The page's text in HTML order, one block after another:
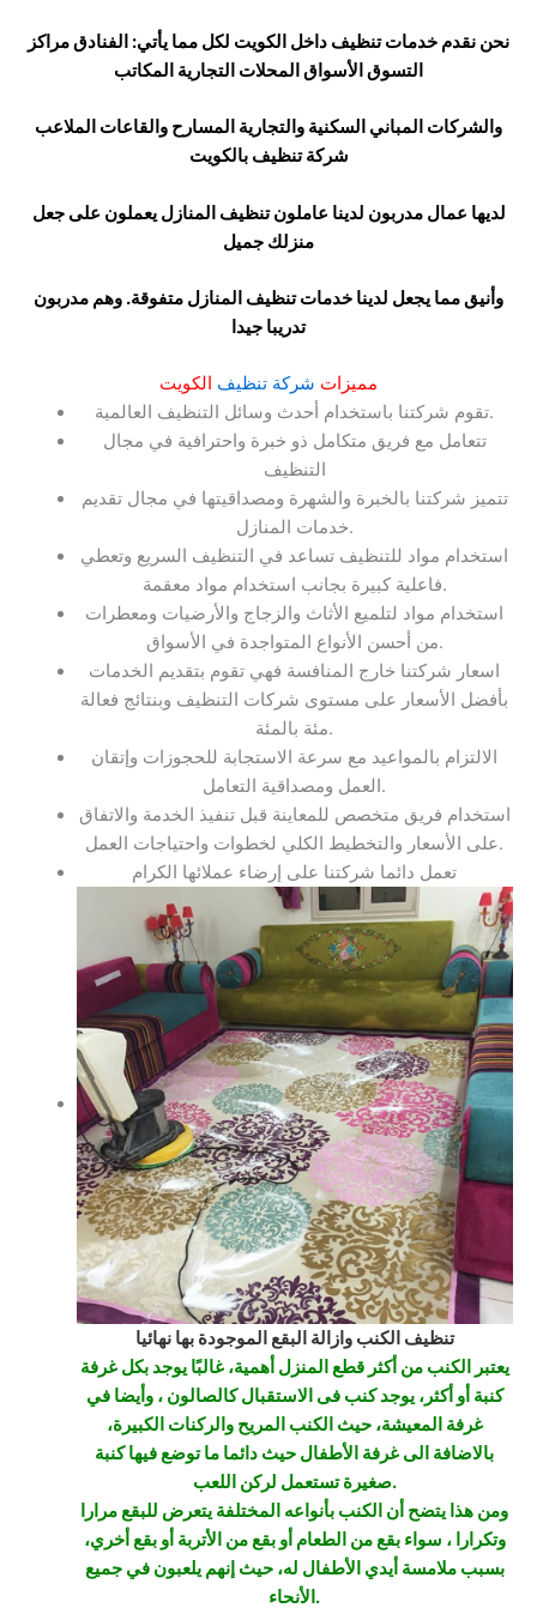
نحن نقدم خدمات تنظيف داخل الكويت لكل مما يأتي: الفنادق مراكز
التسوق الأسواق المحلات التجارية المكاتب
والشركات المباني السكنية والتجارية المسارح والقاعات الملاعب
شركة تنظيف بالكويت
لديها عمال مدربون لدينا عاملون تنظيف المنازل يعملون على جعل
منزلك جميل
وأنيق مما يجعل لدينا خدمات تنظيف المنازل متفوقة. وهم مدربون
تدريبا جيدا
مميزات شركة تنظيف الكويت
تقوم شركتنا باستخدام أحدث وسائل التنظيف العالمية.
تتعامل مع فريق متكامل ذو خبرة واحترافية في مجال
التنظيف
تتميز شركتنا بالخبرة والشهرة ومصداقيتها في مجال تقديم
خدمات المنازل.
استخدام مواد للتنظيف تساعد في التنظيف السريع وتعطي
فاعلية كبيرة بجانب استخدام مواد معقمة.
استخدام مواد لتلميع الأثاث والزجاج والأرضيات ومعطرات
من أحسن الأنواع المتواجدة في الأسواق.
اسعار شركتنا خارج المنافسة فهي تقوم بتقديم الخدمات
بأفضل الأسعار على مستوى شركات التنظيف وبنتائج فعالة
مئة بالمئة.
الالتزام بالمواعيد مع سرعة الاستجابة للحجوزات وإتقان
العمل ومصداقية التعامل.
استخدام فريق متخصص للمعاينة قبل تنفيذ الخدمة والاتفاق
على الأسعار والتخطيط الكلي لخطوات واحتياجات العمل.
تعمل دائما شركتنا على إرضاء عملائها الكرام
تنظيف الكنب وازالة البقع الموجودة بها نهائيا
يعتبر الكنب من أكثر قطع المنزل أهمية، غالبًا يوجد بكل غرفة
كنبة أو أكثر، يوجد كنب فى الاستقبال كالصالون ، وأيضا في
غرفة المعيشة، حيث الكنب المريح والركنات الكبيرة،
بالاضافة الى غرفة الأطفال حيث دائما ما توضع فيها كنبة
صغيرة تستعمل لركن اللعب.
ومن هذا يتضح أن الكنب بأنواعه المختلفة يتعرض للبقع مرارا
وتكرارا ، سواء بقع من الطعام أو بقع من الأتربة أو بقع أخري،
بسبب ملامسة أيدي الأطفال له، حيث إنهم يلعبون في جميع
الأنحاء.